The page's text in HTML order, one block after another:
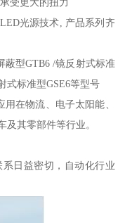
光源技术, 产品系列齐
蔽型GTB6 /镜反射式标准
式标准型GSE6等型号
在物流、电子太阳能、
其零部件等行业。
日益密切，自动化行业